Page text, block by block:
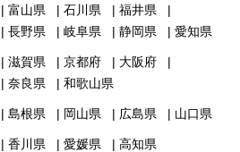
富山県 石川県
福井県
長野県 岐阜県 静岡県 愛知県
滋賀県 京都府
大阪府
奈良県 和歌山県
島根県 岡山県 広島県 山口県
香川県 愛媛県 高知県